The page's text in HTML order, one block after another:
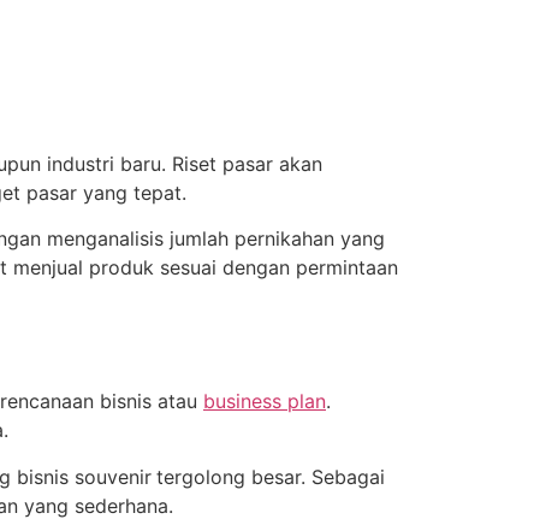
industri baru. Riset pasar akan
pasar yang tepat.
menganalisis jumlah pernikahan yang
produk sesuai dengan permintaan
bisnis atau business plan.
bisnis souvenirtergolong besar. Sebagai
yang sederhana.